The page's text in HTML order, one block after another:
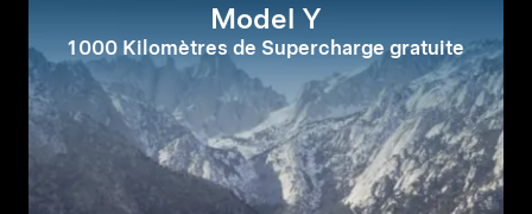
Model Y
1 000 Kilomètres de Supercharge gratuite